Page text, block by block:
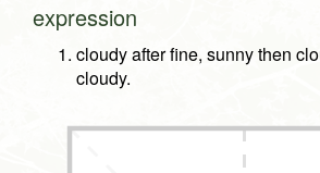
expression
cloudy after fine, sunny then
cloudy.